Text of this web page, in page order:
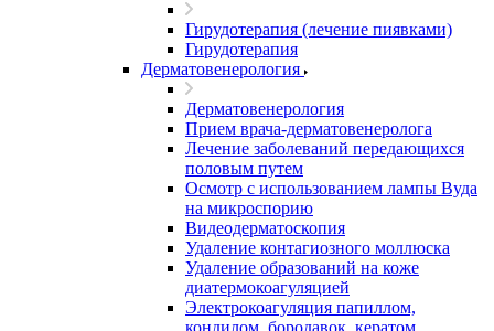
Гирудотерапия (лечение пиявками)
Гирудотерапия
Дерматовенерология
Дерматовенерология
Прием врача-дерматовенеролога
Лечение заболеваний передающихся
половым путем
Осмотр с использованием лампы Вуда
на микроспорию
Видеодерматоскопия
Удаление контагиозного моллюска
Удаление образований на коже
диатермокоагуляцией
Электрокоагуляция папиллом,
кондилом, бородавок, кератом,